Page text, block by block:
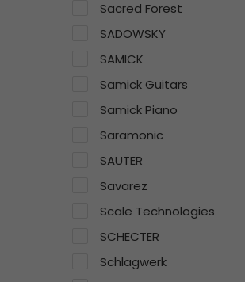
Sacred Forest
SADOWSKY
SAMICK
Samick Guitars
Samick Piano
Saramonic
SAUTER
Savarez
Scale Technologies
SCHECTER
Schlagwerk